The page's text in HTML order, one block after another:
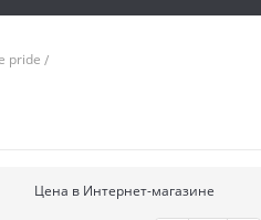
pride
Цена в Интернет-магазине